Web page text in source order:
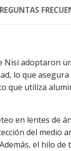
Nisi adoptaron
lo que
utiliza
en lentes de
del medio
el hilo